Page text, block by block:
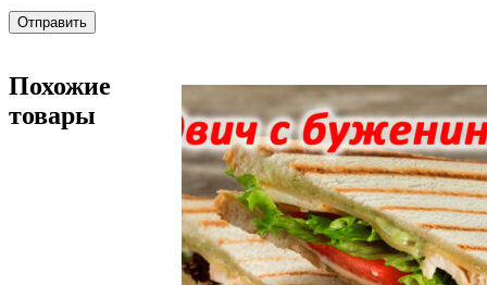
Похожие
товары